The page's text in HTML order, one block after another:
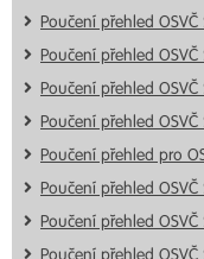
Poučení přehled
Poučení přehled
Poučení přehled
Poučení přehled OSVČ
Poučení přehled pro
Poučení přehled
Poučení přehled OSVČ
Poučení přehled OSVČ